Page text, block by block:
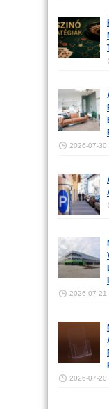
2026-07-30
2026-07-21
2026-07-20